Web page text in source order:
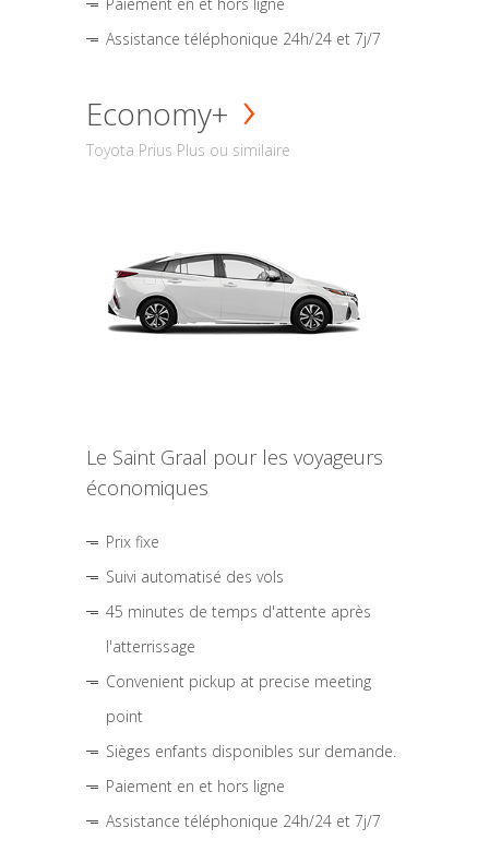
Assistance téléphonique 24h/24 et 7j/7
Economy+
Toyota Prius Plus ou similaire
Le Saint Graal pour les voyageurs
économiques
Prix fixe
Suivi automatisé des vols
45 minutes de temps d'attente après
l'atterrissage
Convenient pickup at precise meeting
point
Sièges enfants disponibles sur demande.
Paiement en et hors ligne
Assistance téléphonique 24h/24 et 7j/7